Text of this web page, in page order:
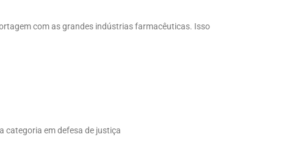
com as grandes indústrias farmacêuticas. Isso
categoria em defesa de justiça